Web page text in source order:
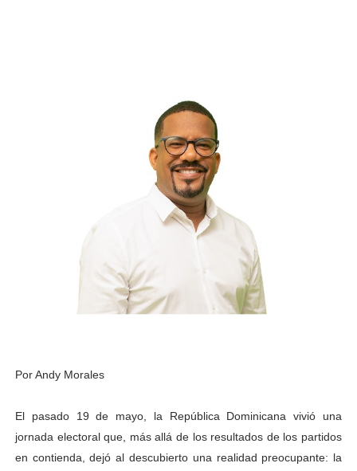
Por Andy Morales
El pasado 19 de mayo, la República Dominicana vivió una
jornada electoral que, más allá de los resultados de los partidos
en contienda, dejó al descubierto una realidad preocupante: la